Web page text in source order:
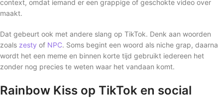
context, omdat iemand er een grappige of geschokte video over
maakt.
Dat gebeurt ook met andere slang op TikTok. Denk aan woorden
zoals zesty of NPC. Soms begint een woord als niche grap, daarna
wordt het een meme en binnen korte tijd gebruikt iedereen het
zonder nog precies te weten waar het vandaan komt.
Rainbow Kiss op TikTok en social